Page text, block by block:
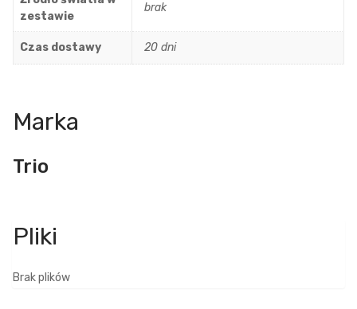
zestawie
brak
Czas dostawy 20 dni
Marka
Trio
Brak plików